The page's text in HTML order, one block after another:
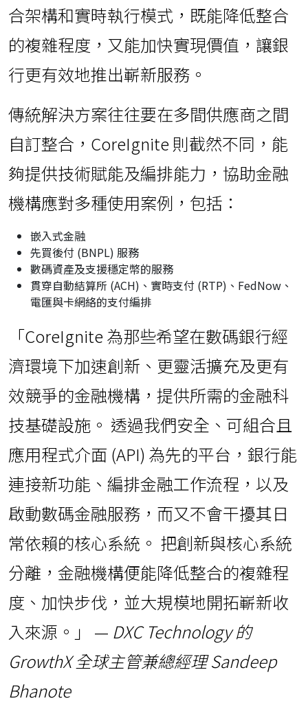
合架構和實時執行模式，既能降低整合
的複雜程度，又能加快實現價值，讓銀
行更有效地推出嶄新服務。
傳統解決方案往往要在多間供應商之間
自訂整合，CoreIgnite 則截然不同，能
夠提供技術賦能及編排能力，協助金融
機構應對多種使用案例，包括：
嵌入式金融
先買後付 (BNPL) 服務
數碼資產及支援穩定幣的服務
貫穿自動結算所 (ACH)、實時支付 (RTP)、FedNow、
電匯與卡網絡的支付編排
「CoreIgnite 為那些希望在數碼銀行經
濟環境下加速創新、更靈活擴充及更有
效競爭的金融機構，提供所需的金融科
技基礎設施。 透過我們安全、可組合且
應用程式介面 (API) 為先的平台，銀行能
連接新功能、編排金融工作流程，以及
啟動數碼金融服務，而又不會干擾其日
常依賴的核心系統。 把創新與核心系統
分離，金融機構便能降低整合的複雜程
度、加快步伐，並大規模地開拓嶄新收
入來源。」 — DXC Technology 的
GrowthX 全球主管兼總經理 Sandeep
Bhanote